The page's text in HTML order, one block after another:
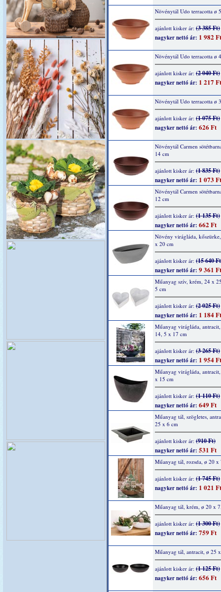
Növénytál Udo terracotta ø
ajánlott kisker ár: (3 385 Ft)
nagyker nettó ár: 1 982 Ft
Növénytál Udo terracotta ø
ajánlott kisker ár: (2 040 Ft)
nagyker nettó ár: 1 217 Ft
Növénytál Udo terracotta ø
ajánlott kisker ár: (1 075 Ft)
nagyker nettó ár: 626 Ft
Növénytál Carmen
14 cm
ajánlott kisker ár: (1 835 Ft)
nagyker nettó ár: 1 073 Ft
Növénytál Carmen
12 cm
ajánlott kisker ár: (1 135 Ft)
nagyker nettó ár: 662 Ft
Növény virágláda,
x 20 cm
ajánlott kisker ár: (15 640
nagyker nettó ár: 9 361 Ft
Műanyag szív, krém, 24 x
5 cm
ajánlott kisker ár: (2 025 Ft)
nagyker nettó ár: 1 184 Ft
Műanyag virágláda,
14, 5 x 17 cm
ajánlott kisker ár: (3 265 Ft)
nagyker nettó ár: 1 954 Ft
Műanyag virágláda,
x 15 cm
ajánlott kisker ár: (1 110 Ft)
nagyker nettó ár: 649 Ft
Műanyag tál, szögletes,
25 x 6 cm
ajánlott kisker ár: (910 Ft)
nagyker nettó ár: 531 Ft
Műanyag tál, rozsda, ø 20 x
ajánlott kisker ár: (1 745 Ft)
nagyker nettó ár: 1 021 Ft
Műanyag tál, krém, ø 20 x
ajánlott kisker ár: (1 300 Ft)
nagyker nettó ár: 759 Ft
Műanyag tál, antracit, ø 25
ajánlott kisker ár: (1 125 Ft)
nagyker nettó ár: 656 Ft